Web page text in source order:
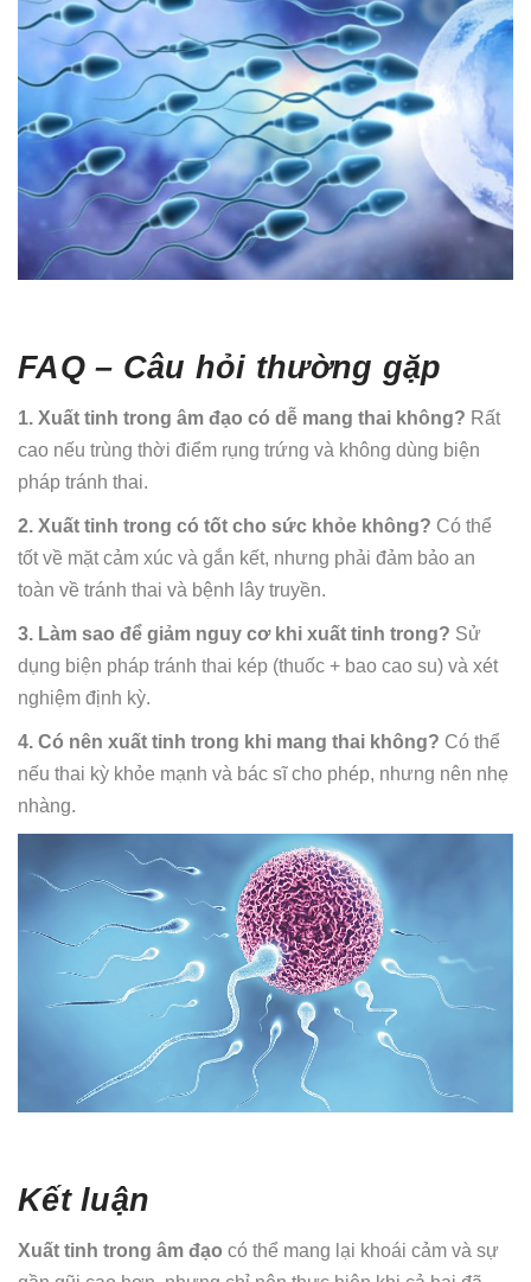
FAQ – Câu hỏi thường gặp
1. Xuất tinh trong âm đạo có dễ mang thai không? Rất
cao nếu trùng thời điểm rụng trứng và không dùng biện
pháp tránh thai.
2. Xuất tinh trong có tốt cho sức khỏe không? Có thể
tốt về mặt cảm xúc và gắn kết, nhưng phải đảm bảo an
toàn về tránh thai và bệnh lây truyền.
3. Làm sao để giảm nguy cơ khi xuất tinh trong? Sử
dụng biện pháp tránh thai kép (thuốc + bao cao su) và xét
nghiệm định kỳ.
4. Có nên xuất tinh trong khi mang thai không? Có thể
nếu thai kỳ khỏe mạnh và bác sĩ cho phép, nhưng nên nhẹ
nhàng.
Kết luận
Xuất tinh trong âm đạo có thể mang lại khoái cảm và sự